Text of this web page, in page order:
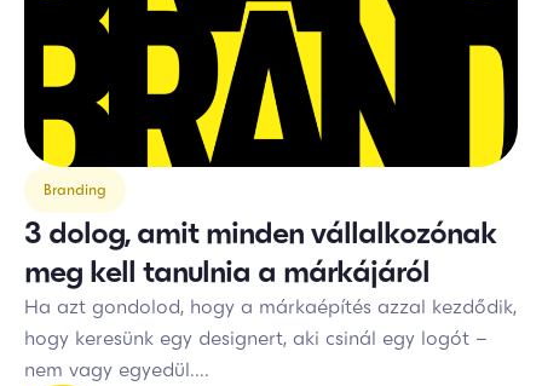
Branding
3 dolog, amit minden vállalkozónak
meg kell tanulnia a márkájáról
Ha azt gondolod, hogy a márkaépítés azzal kezdődik,
hogy keresünk egy designert, aki csinál egy logót –
nem vagy egyedül....